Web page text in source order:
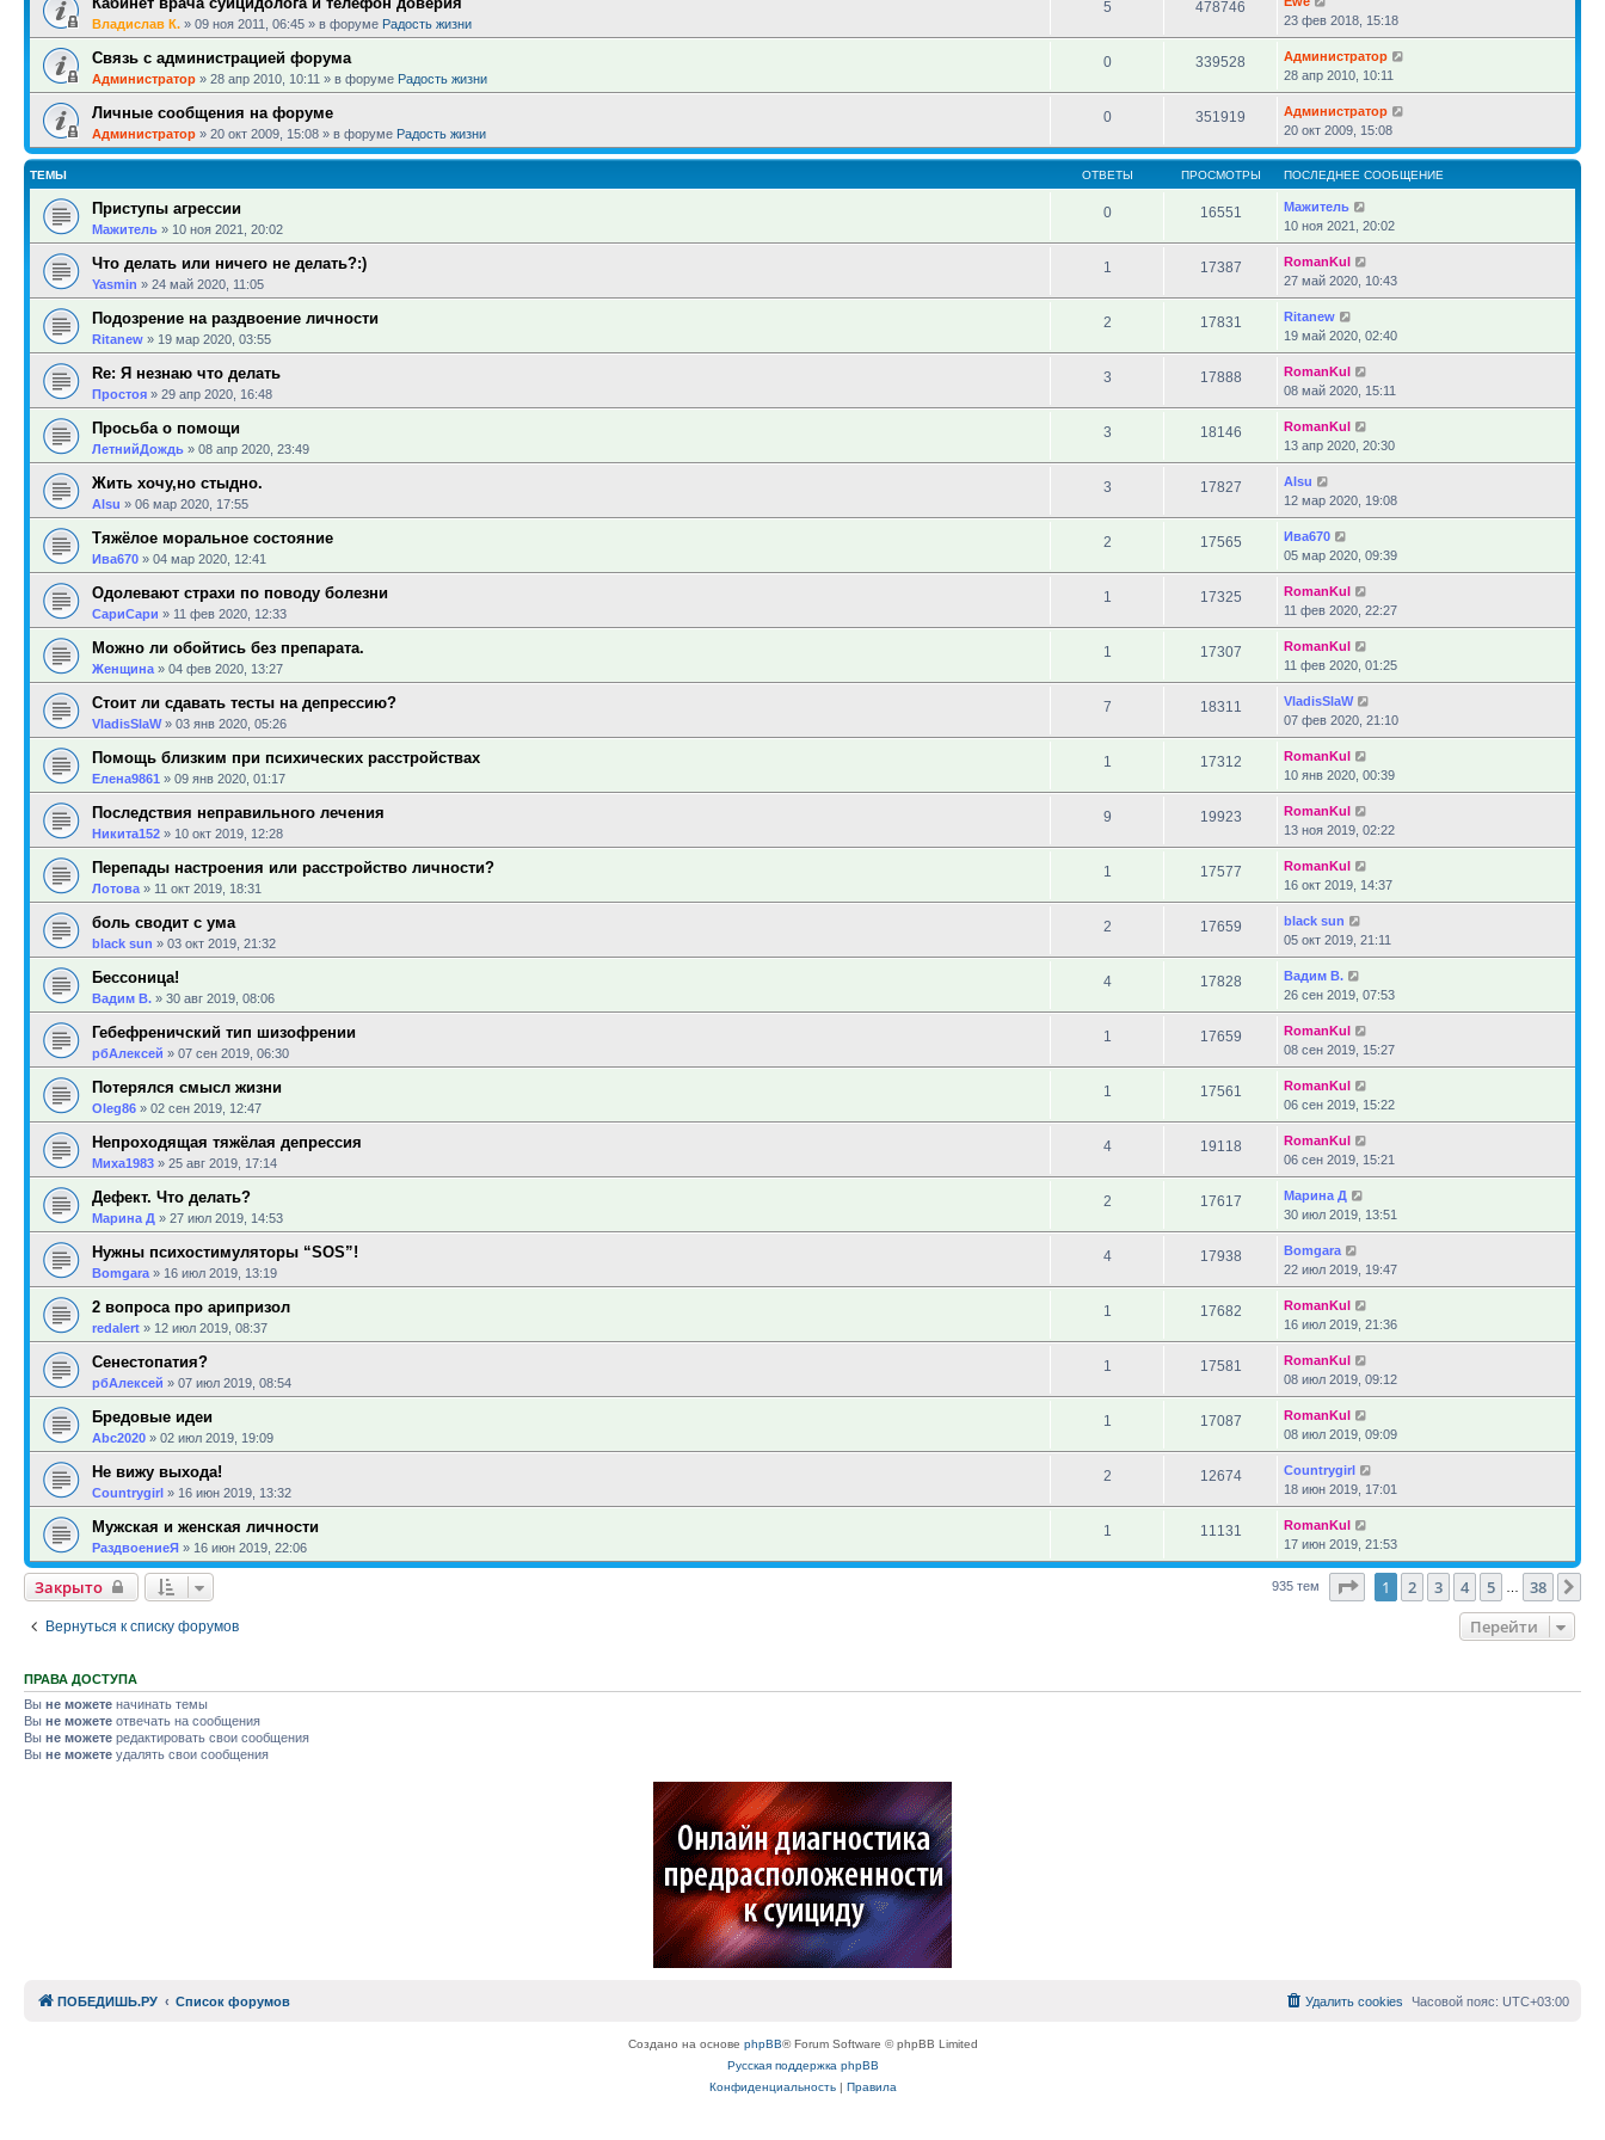
Владислав К. » 09 ноя 2011, 06:45 » в форуме Радость жизни
5 478746
23 фев 2018, 15:18
Связь с администрацией форума
Администратор » 28 апр 2010, 10:11 » в форуме Радость жизни
0 339528
Администратор
28 апр 2010, 10:11
Личные сообщения на форуме
Администратор » 20 окт 2009, 15:08 » в форуме Радость жизни
0 351919
Администратор
20 окт 2009, 15:08
ТЕМЫ ОТВЕТЫ ПРОСМОТРЫ ПОСЛЕДНЕЕ СООБЩЕНИЕ
Приступы агрессии
Мажитель » 10 ноя 2021, 20:02
0 16551
Мажитель
10 ноя 2021, 20:02
Что делать или ничего не делать?:)
Yasmin » 24 май 2020, 11:05
1 17387
RomanKul
27 май 2020, 10:43
Подозрение на раздвоение личности
Ritanew » 19 мар 2020, 03:55
2 17831
Ritanew
19 май 2020, 02:40
Re: Я незнаю что делать
Простоя » 29 апр 2020, 16:48
3 17888
RomanKul
08 май 2020, 15:11
Просьба о помощи
ЛетнийДождь » 08 апр 2020, 23:49
3 18146
RomanKul
13 апр 2020, 20:30
Жить хочу,но стыдно.
Alsu » 06 мар 2020, 17:55
3 17827
Alsu
12 мар 2020, 19:08
Тяжёлое моральное состояние
Ива670 » 04 мар 2020, 12:41
2 17565
Ива670
05 мар 2020, 09:39
Одолевают страхи по поводу болезни
СариСари » 11 фев 2020, 12:33
1 17325
RomanKul
11 фев 2020, 22:27
Можно ли обойтись без препарата.
Женщина » 04 фев 2020, 13:27
1 17307
RomanKul
11 фев 2020, 01:25
Стоит ли сдавать тесты на депрессию?
VladisSlaW» 03 янв 2020, 05:26
7 18311
VladisSlaW
07 фев 2020, 21:10
Помощь близким при психических расстройствах
Елена9861 » 09 янв 2020, 01:17
1 17312
RomanKul
10 янв 2020, 00:39
Последствия неправильного лечения
Никита152 » 10 окт 2019, 12:28
9 19923
RomanKul
13 ноя 2019, 02:22
Перепады настроения или расстройство личности?
Лотова » 11 окт 2019, 18:31
1 17577
RomanKul
16 окт 2019, 14:37
боль сводит с ума
black sun » 03 окт 2019, 21:32
2 17659
black sun
05 окт 2019, 21:11
Бессоница!
Вадим В. » 30 авг 2019, 08:06
4 17828
Вадим В.
26 сен 2019, 07:53
Гебефреничский тип шизофрении
рбАлексей » 07 сен 2019, 06:30
1 17659
RomanKul
08 сен 2019, 15:27
Потерялся смысл жизни
Oleg86 » 02 сен 2019, 12:47
1 17561
RomanKul
06 сен 2019, 15:22
Непроходящая тяжёлая депрессия
Миха1983 » 25 авг 2019, 17:14
4 19118
RomanKul
06 сен 2019, 15:21
Дефект. Что делать?
Марина Д » 27 июл 2019, 14:53
2 17617
Марина Д
30 июл 2019, 13:51
Нужны психостимуляторы “SOS”!
Bomgara » 16 июл 2019, 13:19
4 17938
Bomgara
22 июл 2019, 19:47
2 вопроса про арипризол
redalert » 12 июл 2019, 08:37
1 17682
RomanKul
16 июл 2019, 21:36
Сенестопатия?
рбАлексей » 07 июл 2019, 08:54
1 17581
RomanKul
08 июл 2019, 09:12
Бредовые идеи
Abc2020 » 02 июл 2019, 19:09
1 17087
RomanKul
08 июл 2019, 09:09
Не вижу выхода!
Countrygirl » 16 июн 2019, 13:32
2 12674
Countrygirl
18 июн 2019, 17:01
Мужская и женская личности
РаздвоениеЯ » 16 июн 2019, 22:06
1 11131
RomanKul
17 июн 2019, 21:53
Закрыто 935 тем Страница1 из 38
1 2 3 4 5 38
Вернуться к списку форумов Перейти
ПРАВА ДОСТУПА
Вы не можете начинать темы
Вы не можете отвечать на сообщения
Вы не можете редактировать свои сообщения
Вы не можете удалять свои сообщения
ПОБЕДИШЬ.РУ Список форумов Часовой пояс: UTC+03:00
Удалить cookies
Создано на основе phpBB® Forum Software © phpBB Limited
Русская поддержка phpBB
Конфиденциальность| Правила